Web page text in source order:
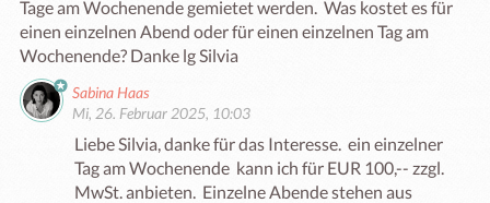
Tage am Wochenende gemietet werden.  Was kostet es für
einen einzelnen Abend oder für einen einzelnen Tag am
Wochenende? Danke lg Silvia
Sabina Haas
Mi, 26. Februar 2025, 10:03
Liebe Silvia, danke für das Interesse.  ein einzelner
Tag am Wochenende  kann ich für EUR 100,-- zzgl.
MwSt. anbieten.  Einzelne Abende stehen aus